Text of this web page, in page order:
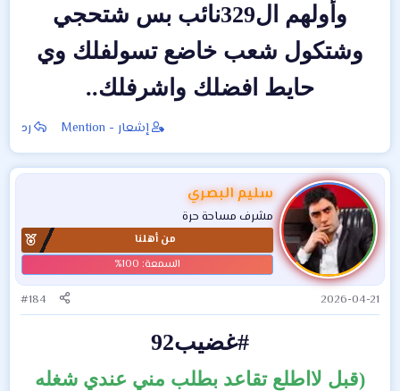
وأولهم ال329نائب بس شتحجي
وشتكول شعب خاضع تسولفلك وي
حايط افضلك واشرفلك..
إشعار - Mention رد
سليم البصري
مشرف مساحة حرة
من أهلنا
2026-04-21
#184
#غضيب92
(قبل لااطلع تقاعد بطلب مني عندي شغله